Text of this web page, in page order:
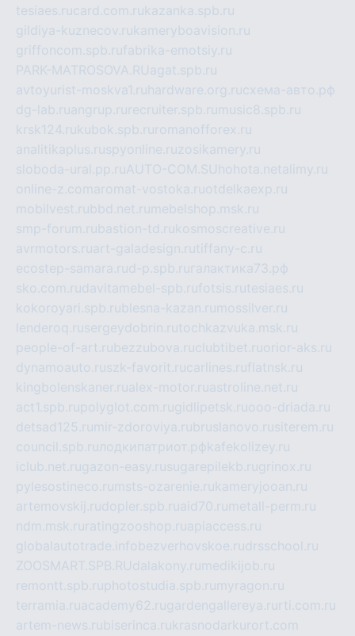
tesiaes.rucard.com.rukazanka.spb.ru
gildiya-kuznecov.rukameryboavision.ru
griffoncom.spb.rufabrika-emotsiy.ru
PARK-MATROSOVA.RUagat.spb.ru
avtoyurist-moskva1.ru hardware.org.ruсхема-авто.рф
dg-lab.ruangrup.ru recruiter.spb.ru music8.spb.ru
krsk124.rukubok.spb.ru romanofforex.ru
analitikaplus.ruspyonline.ruzosikamery.ru
sloboda-ural.pp.ruAUTO-COM.SU hohota.netalimy.ru
online-z.comaromat-vostoka.ruotdelkaexp.ru
mobilvest.rubbd.net.ru mebelshop.msk.ru
smp-forum.rubastion-td.rukosmoscreative.ru
avrmotors.ruart-galadesign.rutiffany-c.ru
ecostep-samara.rud-p.spb.ru галактика73.рф
sko.com.rudavitamebel-spb.rufotsis.rutesiaes.ru
kokoroyari.spb.rublesna-kazan.ru mossilver.ru
lenderoq.rusergeydobrin.rutochkazvuka.msk.ru
people-of-art.rubezzubova.ruclubtibet.ruorior-aks.ru
dynamoauto.ruszk-favorit.rucarlines.ruflatnsk.ru
kingbolenskaner.rualex-motor.ruastroline.net.ru
act1.spb.rupolyglot.com.rugidlipetsk.ruooo-driada.ru
detsad125.ru mir-zdoroviya.rubruslanovo.rusiterem.ru
council.spb.ruлодкипатриот.рфkafekolizey.ru
iclub.net.rugazon-easy.rusugarepilekb.rugrinox.ru
pylesostineco.ru msts-ozarenie.rukameryjooan.ru
artemovskij.rudopler.spb.ruaid70.ru metall-perm.ru
ndm.msk.ru ratingzooshop.ruapiaccess.ru
globalautotrade.info bezverhovskoe.rudrsschool.ru
ZOOSMART.SPB.RUdalakony.ru medikijob.ru
remontt.spb.ruphotostudia.spb.ru myragon.ru
terramia.ruacademy62.rugardengallereya.ru rti.com.ru
artem-news.rubiserinca.rukrasnodarkurort.com